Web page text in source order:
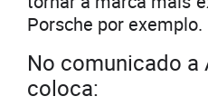
Porsche por exemplo.
No comunicado a
coloca: